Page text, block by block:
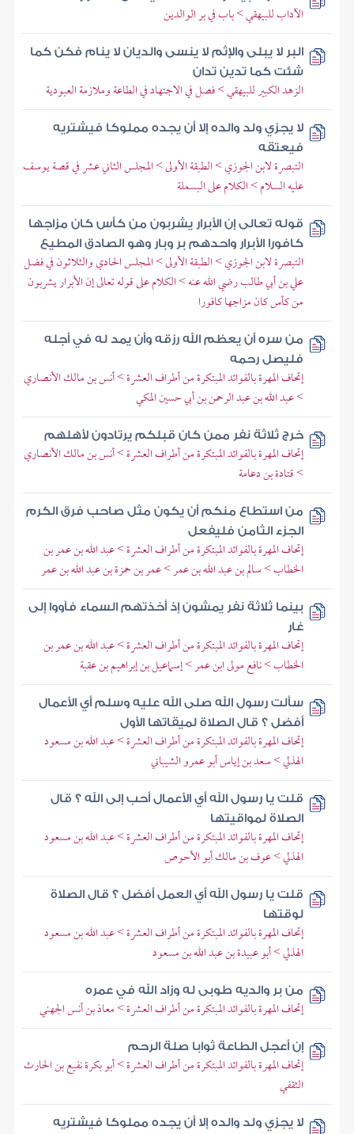
الآداب للبيهقي > باب في بر الوالدين
البر لا يبلى والإثم لا ينسى والديان لا ينام فكن كما
شئت كما تدين تدان
الزهد الكبير للبيهقي > فصل في الاجتهاد في الطاعة وملازمة العبودية
لا يجزي ولد والده إلا أن يجده مملوكا فيشتريه
فيعتقه
التبصرة لابن الجوزي > الطبقة الأولى > المجلس الثاني عشر في قصة يوسف
عليه السلام > الكلام على البسملة
قوله تعالى إن الأبرار يشربون من كأس كان مزاجها
كافورا الأبرار واحدهم بر وبار وهو الصادق المطيع
التبصرة لابن الجوزي > الطبقة الأولى > المجلس الحادي والثلاثون في فضل
علي بن أبي طالب رضي الله عنه > الكلام على قوله تعالى إن الأبرار يشربون
من كأس كان مزاجها كافورا
من سره أن يعظم الله رزقه وأن يمد له في أجله
فليصل رحمه
إتحاف المهرة بالفوائد المبتكرة من أطراف العشرة > أنس بن مالك الأنصاري
> عبد الله بن عبد الرحمن بن أبي حسين المكي
خرج ثلاثة نفر ممن كان قبلكم يرتادون لأهلهم
إتحاف المهرة بالفوائد المبتكرة من أطراف العشرة > أنس بن مالك الأنصاري
> قتادة بن دعامة
من استطاع منكم أن يكون مثل صاحب فرق الكرم
الجزء الثامن فليفعل
إتحاف المهرة بالفوائد المبتكرة من أطراف العشرة > عبد الله بن عمر بن
الخطاب > سالم بن عبد الله بن عمر > عمر بن حمزة بن عبد الله بن عمر
بينما ثلاثة نفر يمشون إذ أخذتهم السماء فآووا إلى
غار
إتحاف المهرة بالفوائد المبتكرة من أطراف العشرة > عبد الله بن عمر بن
الخطاب > نافع مولى ابن عمر > إسماعيل بن إبراهيم بن عقبة
سألت رسول الله صلى الله عليه وسلم أي الأعمال
أفضل ؟ قال الصلاة لميقاتها الأول
إتحاف المهرة بالفوائد المبتكرة من أطراف العشرة > عبد الله بن مسعود
الهذلي > سعد بن إياس أبو عمرو الشيباني
قلت يا رسول الله أي الأعمال أحب إلى الله ؟ قال
الصلاة لمواقيتها
إتحاف المهرة بالفوائد المبتكرة من أطراف العشرة > عبد الله بن مسعود
الهذلي > عوف بن مالك أبو الأحوص
قلت يا رسول الله أي العمل أفضل ؟ قال الصلاة
لوقتها
إتحاف المهرة بالفوائد المبتكرة من أطراف العشرة > عبد الله بن مسعود
الهذلي > أبو عبيدة بن عبد الله بن مسعود
من بر والديه طوبى له وزاد الله في عمره
إتحاف المهرة بالفوائد المبتكرة من أطراف العشرة > معاذ بن أنس الجهني
إن أعجل الطاعة ثوابا صلة الرحم
إتحاف المهرة بالفوائد المبتكرة من أطراف العشرة > أبو بكرة نفيع بن الحارث
الثقفي
لا يجزي ولد والده إلا أن يجده مملوكا فيشتريه